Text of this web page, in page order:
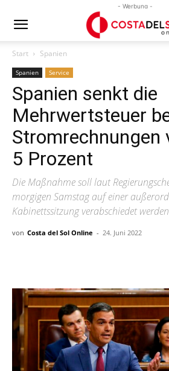
- Werbung -
Start Spanien
Spanien Service
Spanien senkt die
Mehrwertsteuer
Stromrechnungen
5 Prozent
Die Maßnahme soll laut
morgigen Samstag auf einer
Kabinettssitzung verabschiedet werden
von Costa del Sol Online - 24. Juni 2022